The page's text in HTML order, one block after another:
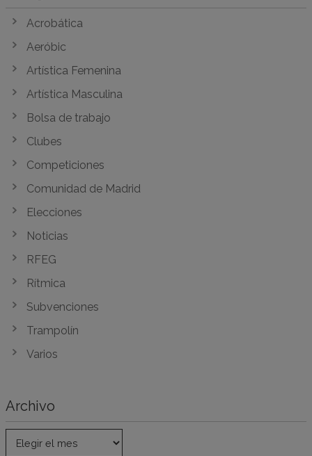
Acrobática
Aeróbic
Artística Femenina
Artística Masculina
Bolsa de trabajo
Clubes
Competiciones
Comunidad de Madrid
Elecciones
Noticias
RFEG
Rítmica
Subvenciones
Trampolín
Varios
Archivo